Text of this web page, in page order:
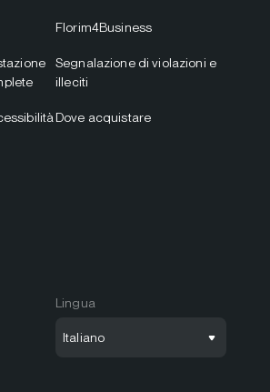
Florim4Business
Segnalazione di violazioni e
illeciti
Dove acquistare
Lingua
Italiano